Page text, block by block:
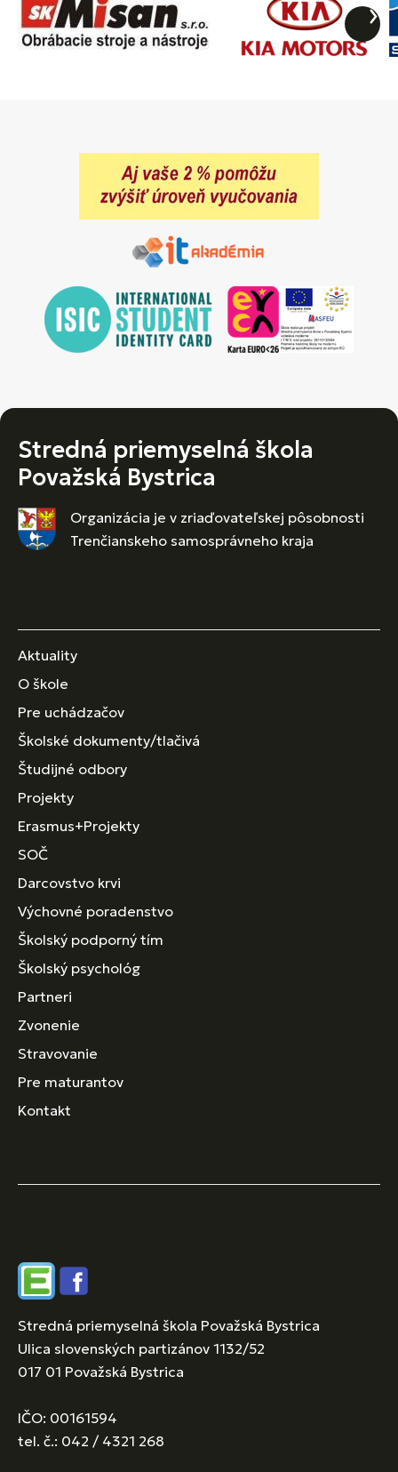
Stredná priemyselná škola
Považská Bystrica
Organizácia je v zriaďovateľskej pôsobnosti
Trenčianskeho samosprávneho kraja
Aktuality
O škole
Pre uchádzačov
Školské dokumenty/tlačivá
Študijné odbory
Projekty
Erasmus+Projekty
SOČ
Darcovstvo krvi
Výchovné poradenstvo
Školský podporný tím
Školský psychológ
Partneri
Zvonenie
Stravovanie
Pre maturantov
Kontakt
EdupageFacebook
Stredná priemyselná škola Považská Bystrica
Ulica slovenských partizánov 1132/52
017 01 Považská Bystrica
IČO: 00161594
tel. č.: 042 / 4321 268